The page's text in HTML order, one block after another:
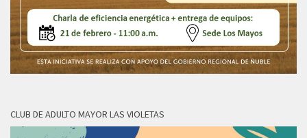
CLUB DE ADULTO MAYOR LAS VIOLETAS